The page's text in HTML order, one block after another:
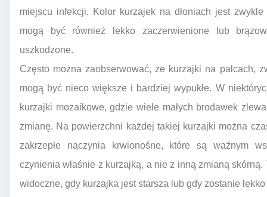
miejscu infekcji. Kolor kurzajek na dłoniach jest
mogą być również lekko zaczerwienione lub
uszkodzone.
Często można zaobserwować, że kurzajki na palcach,
mogą być nieco większe i bardziej wypukłe. W
kurzajki mozaikowe, gdzie wiele małych brodawek
zmianę. Na powierzchni każdej takiej kurzajki można
zakrzepłe naczynia krwionośne, które są ważnym
czynienia właśnie z kurzajką, a nie z inną zmianą
widoczne, gdy kurzajka jest starsza lub gdy zostanie